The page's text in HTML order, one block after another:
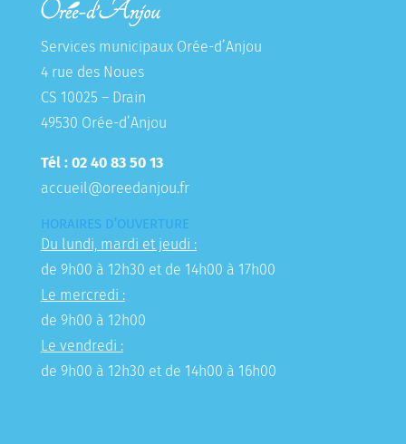
Services municipaux Orée-d’Anjou
4 rue des Noues
CS 10025 – Drain
49530 Orée-d’Anjou
Tél : 02 40 83 50 13
accueil@oreedanjou.fr
HORAIRES D’OUVERTURE
Du lundi, mardi et jeudi :
de 9h00 à 12h30 et de 14h00 à 17h00
Le mercredi :
de 9h00 à 12h00
Le vendredi :
de 9h00 à 12h30 et de 14h00 à 16h00